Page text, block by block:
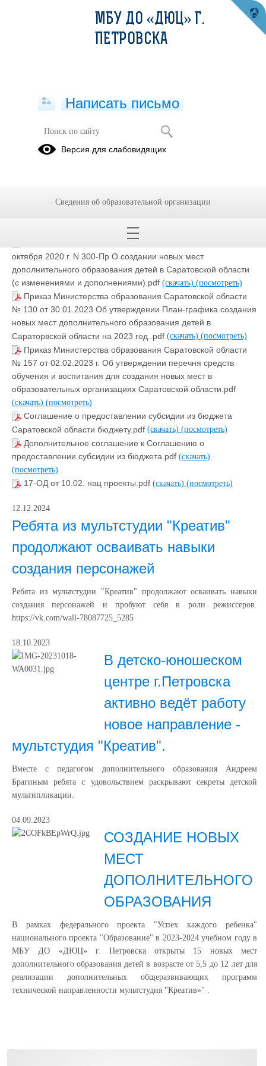
Новые места дополнительного
образования
октября 2020 г. N 300-Пр О создании новых мест
дополнительного образования детей в Саратовской области
(с изменениями и дополнениями).pdf (скачать) (посмотреть)
Приказ Министерства образования Саратовской области
№ 130 от 30.01.2023 Об утверждении План-графика создания
новых мест дополнительного образования детей в
Сараторвской области на 2023 год..pdf (скачать) (посмотреть)
Приказ Министерства образования Саратовской области
№ 157 от 02.02.2023 г. Об утверждении перечня средств
обучения и воспитания для создания новых мест в
образовательных организациях Саратовской области.pdf
(скачать) (посмотреть)
Соглашение о предоставлении субсидии из бюджета
Саратовской области бюджету.pdf (скачать) (посмотреть)
Дополнительное соглашение к Соглашению о
предоставлении субсидии из бюджета.pdf (скачать)
(посмотреть)
17-ОД от 10.02. нац проекты.pdf (скачать) (посмотреть)
12.12.2024
Ребята из мультстудии "Креатив"
продолжают осваивать навыки
создания персонажей
Ребята из мультстудии "Креатив" продолжают осваивать навыки
создания персонажей и пробуют себя в роли режиссеров.
https://vk.com/wall-78087725_5285
18.10.2023
В детско-юношеском
центре г.Петровска
активно ведёт работу
новое направление -
мультстудия "Креатив".
Вместе с педагогом дополнительного образования Андреем
Брагиным ребята с удовольствием раскрывают секреты детской
мультипликации.
04.09.2023
СОЗДАНИЕ НОВЫХ
МЕСТ
ДОПОЛНИТЕЛЬНОГО
ОБРАЗОВАНИЯ
В рамках федерального проекта "Успех каждого ребенка"
национального проекта "Образование" в 2023-2024 учебном году в
МБУ ДО «ДЮЦ» г. Петровска открыты 15 новых мест
дополнительного образования детей в возрасте от 5,5 до 12 лет для
реализации дополнительных общеразвивающих программ
технической направленности мультстудия "Креатив»" .
МБУ ДО «ДЮЦ» Г.
ПЕТРОВСКА
Написать письмо
Версия для слабовидящих
Сведения об образовательной организации